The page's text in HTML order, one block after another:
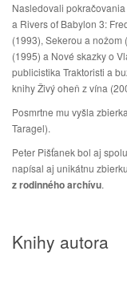
Nasledovali
a Rivers of Babylon 3:
(1993), Sekerou a
(1995) a Nové skazky o
publicistika Traktoristi a
knihy Živý oheň z vína
Posmrtne mu vyšla
Taragel).
Peter Pišťanek bol aj
napísal aj unikátnu
z rodinného archívu.
Knihy autora